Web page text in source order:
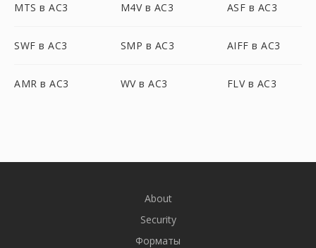
MTS в AC3 M4V в AC3 ASF в AC3
SWF в AC3 SMP в AC3 AIFF в AC3
AMR в AC3 WV в AC3 FLV в AC3
About
Security
Форматы